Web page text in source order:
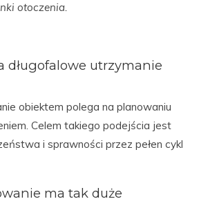
otoczenia.
długofalowe utrzymanie
obiektem polega na planowaniu
Celem takiego podejścia jest
i sprawności przez pełen cykl
ma tak duże